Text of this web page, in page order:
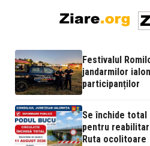
Festivalul
jandarmilor
participanților
Se închide total
pentru
Ruta ocolitoare